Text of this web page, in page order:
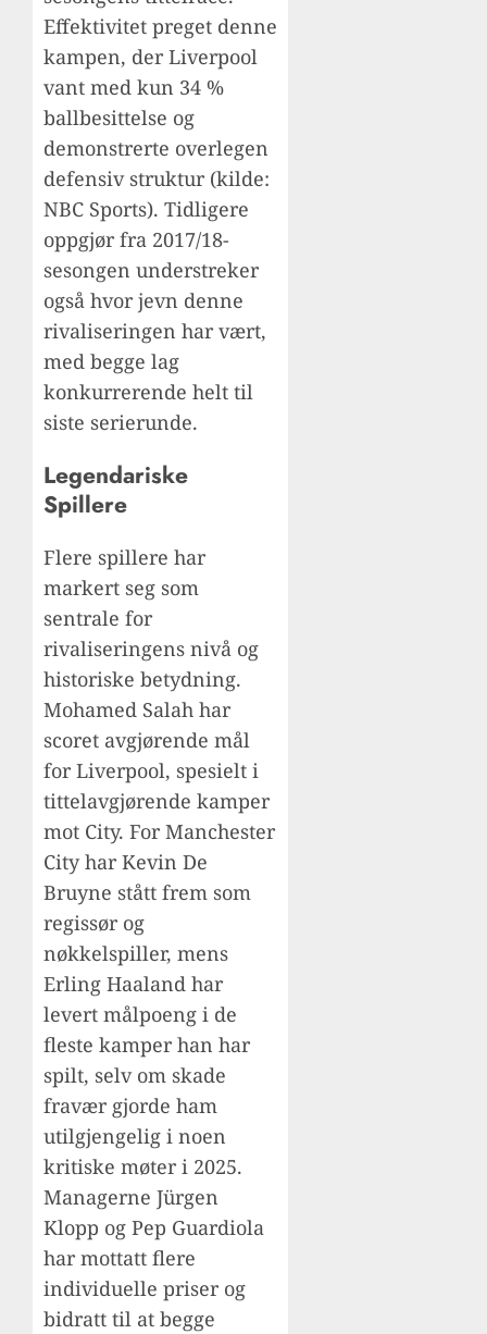
Effektivitet preget denne
kampen, der Liverpool
vant med kun 34 %
ballbesittelse og
demonstrerte overlegen
defensiv struktur (kilde:
NBC Sports). Tidligere
oppgjør fra 2017/18-
sesongen understreker
også hvor jevn denne
rivaliseringen har vært,
med begge lag
konkurrerende helt til
siste serierunde.
Legendariske
Spillere
Flere spillere har
markert seg som
sentrale for
rivaliseringens nivå og
historiske betydning.
Mohamed Salah har
scoret avgjørende mål
for Liverpool, spesielt i
tittelavgjørende kamper
mot City. For Manchester
City har Kevin De
Bruyne stått frem som
regissør og
nøkkelspiller, mens
Erling Haaland har
levert målpoeng i de
fleste kamper han har
spilt, selv om skade
fravær gjorde ham
utilgjengelig i noen
kritiske møter i 2025.
Managerne Jürgen
Klopp og Pep Guardiola
har mottatt flere
individuelle priser og
bidratt til at begge